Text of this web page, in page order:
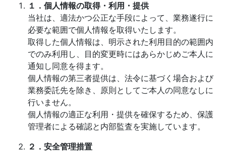
１．個人情報の取得・利用・提供
当社は、適法かつ公正な手段によって、業務遂行に
必要な範囲で個人情報を取得いたします。
取得した個人情報は、明示された利用目的の範囲内
でのみ利用し、目的変更時にはあらかじめご本人に
通知し同意を得ます。
個人情報の第三者提供は、法令に基づく場合および
業務委託先を除き、原則としてご本人の同意なしに
行いません。
個人情報の適正な利用・提供を確保するため、保護
管理者による確認と内部監査を実施しています。
２．安全管理措置